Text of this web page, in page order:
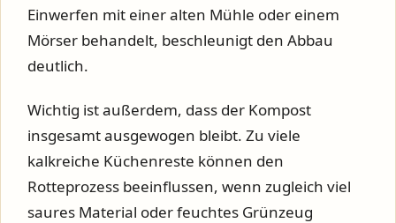
Einwerfen mit einer alten Mühle oder einem
Mörser behandelt, beschleunigt den Abbau
deutlich.
Wichtig ist außerdem, dass der Kompost
insgesamt ausgewogen bleibt. Zu viele
kalkreiche Küchenreste können den
Rotteprozess beeinflussen, wenn zugleich viel
saures Material oder feuchtes Grünzeug